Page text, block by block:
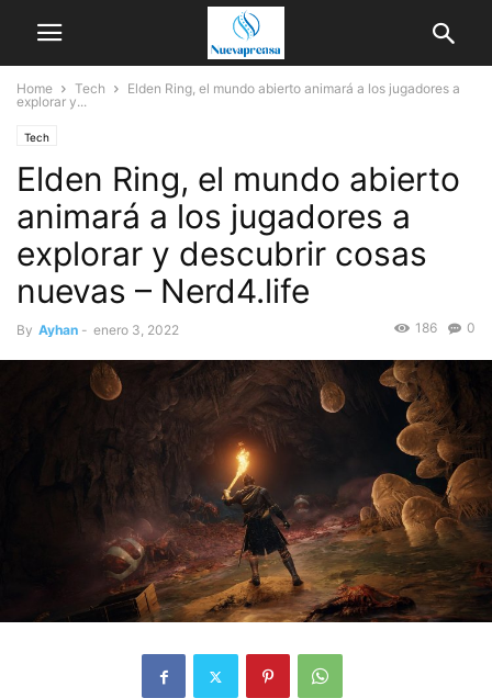
Home Tech
Elden Ring, el mundo abierto animará a los jugadores a
explorar y...
Tech
Elden Ring, el mundo abierto
animará a los jugadores a
explorar y descubrir cosas
nuevas – Nerd4.life
By Ayhan - enero 3, 2022 0
186